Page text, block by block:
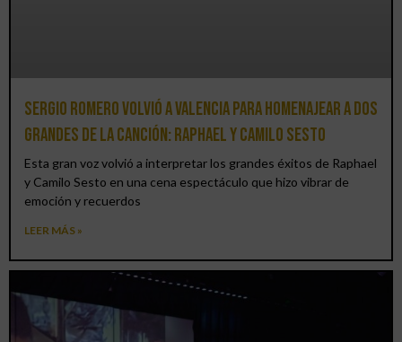
Sergio Romero volvió a Valencia para homenajear a dos
grandes de la canción: Raphael y Camilo Sesto
Esta gran voz volvió a interpretar los grandes éxitos de Raphael
y Camilo Sesto en una cena espectáculo que hizo vibrar de
emoción y recuerdos
LEER MÁS »